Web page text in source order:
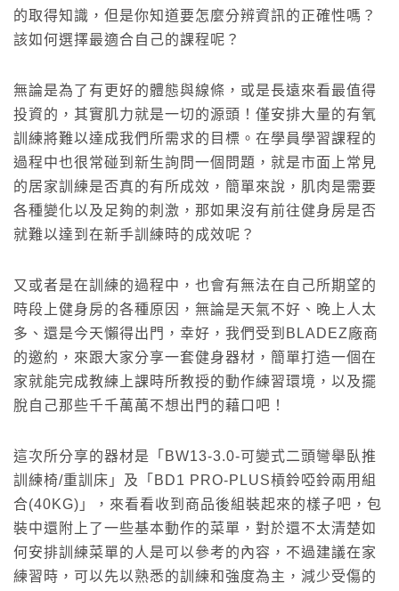
的取得知識，但是你知道要怎麼分辨資訊的正確性嗎？
該如何選擇最適合自己的課程呢？
無論是為了有更好的體態與線條，或是長遠來看最值得
投資的，其實肌力就是一切的源頭！僅安排大量的有氧
訓練將難以達成我們所需求的目標。在學員學習課程的
過程中也很常碰到新生詢問一個問題，就是市面上常見
的居家訓練是否真的有所成效，簡單來說，肌肉是需要
各種變化以及足夠的刺激，那如果沒有前往健身房是否
就難以達到在新手訓練時的成效呢？
又或者是在訓練的過程中，也會有無法在自己所期望的
時段上健身房的各種原因，無論是天氣不好、晚上人太
多、還是今天懶得出門，幸好，我們受到BLADEZ廠商
的邀約，來跟大家分享一套健身器材，簡單打造一個在
家就能完成教練上課時所教授的動作練習環境，以及擺
脫自己那些千千萬萬不想出門的藉口吧！
這次所分享的器材是「BW13-3.0-可變式二頭彎舉臥推
訓練椅/重訓床」及「BD1 PRO-PLUS槓鈴啞鈴兩用組
合(40KG)」，來看看收到商品後組裝起來的樣子吧，包
裝中還附上了一些基本動作的菜單，對於還不太清楚如
何安排訓練菜單的人是可以參考的內容，不過建議在家
練習時，可以先以熟悉的訓練和強度為主，減少受傷的